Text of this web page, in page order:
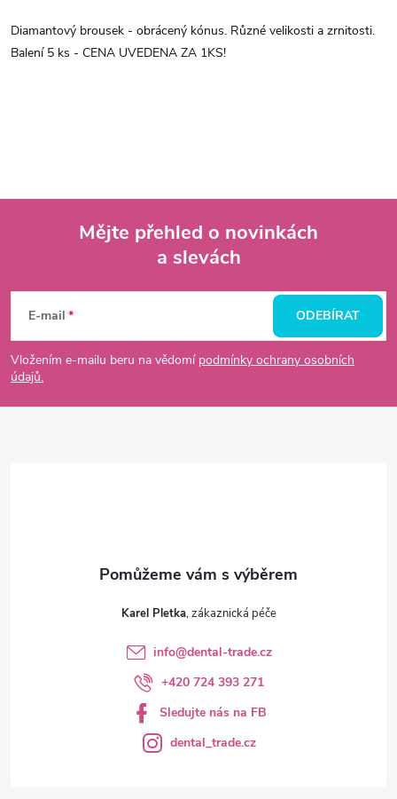
Diamantový brousek - obrácený kónus. Různé velikosti a zrnitosti.
Balení 5 ks - CENA UVEDENA ZA 1KS!
p
a
Mějte přehled o novinkách
a slevách
E-mail
Vložením e-mailu beru na vědomí podmínky ochrany osobních
údajů.
ODEBÍRAT
Karel Pletka
info@dental-trade.cz
+420 724 393 271
Sledujte nás na FB
dental_trade.cz